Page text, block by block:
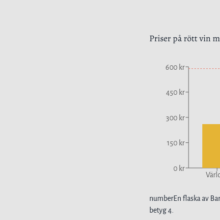
Priser på rött vin
0 kr
150 kr
300 kr
450 kr
600 kr
numberEn flaska av
betyg4